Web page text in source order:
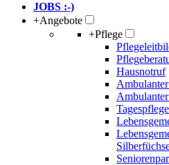
JOBS :-)
+Angebote
+Pflege
Hausnotruf